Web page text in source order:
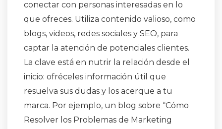
conectar con personas interesadas en lo
que ofreces. Utiliza contenido valioso, como
blogs, videos, redes sociales y SEO, para
captar la atención de potenciales clientes.
La clave está en nutrir la relación desde el
inicio: ofréceles información útil que
resuelva sus dudas y los acerque a tu
marca. Por ejemplo, un blog sobre “Cómo
Resolver los Problemas de Marketing